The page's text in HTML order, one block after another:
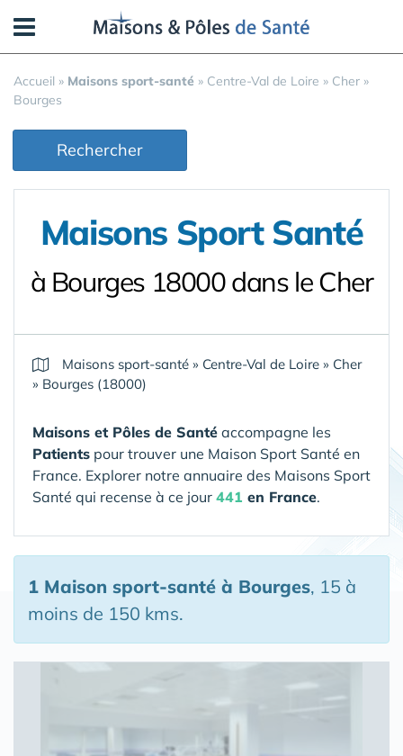
Accueil » Maisons sport-santé » Centre-Val de Loire » Cher »
Bourges
Rechercher
Maisons Sport Santé
à Bourges 18000 dans le Cher
Maisons sport-santé » Centre-Val de Loire » Cher
» Bourges (18000)
Maisons et Pôles de Santé accompagne les
Patients pour trouver une Maison Sport Santé en
France. Explorer notre annuaire des Maisons Sport
Santé qui recense à ce jour 441 en France.
1 Maison sport-santé à Bourges, 15 à
moins de 150 kms.
Panneau de gestion des cookies